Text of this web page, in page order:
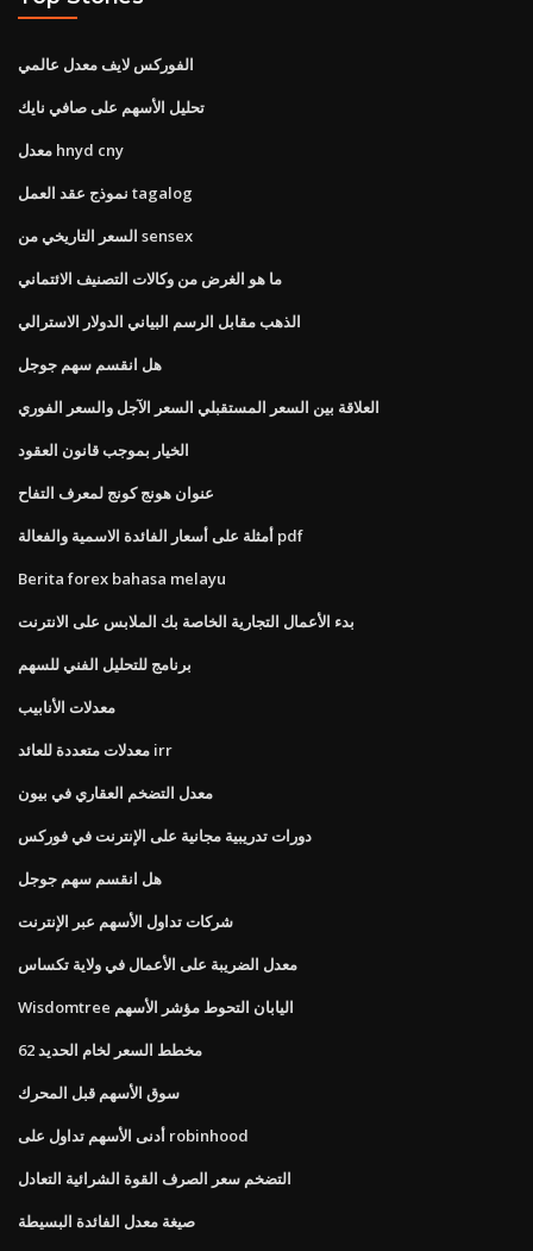
الفوركس لايف معدل عالمي
تحليل الأسهم على صافي نايك
معدل hnyd cny
نموذج عقد العمل tagalog
السعر التاريخي من sensex
ما هو الغرض من وكالات التصنيف الائتماني
الذهب مقابل الرسم البياني الدولار الاسترالي
هل انقسم سهم جوجل
العلاقة بين السعر المستقبلي السعر الآجل والسعر الفوري
الخيار بموجب قانون العقود
عنوان هونج كونج لمعرف التفاح
أمثلة على أسعار الفائدة الاسمية والفعالة pdf
Berita forex bahasa melayu
بدء الأعمال التجارية الخاصة بك الملابس على الانترنت
برنامج للتحليل الفني للسهم
معدلات الأنابيب
معدلات متعددة للعائد irr
معدل التضخم العقاري في بيون
دورات تدريبية مجانية على الإنترنت في فوركس
هل انقسم سهم جوجل
شركات تداول الأسهم عبر الإنترنت
معدل الضريبة على الأعمال في ولاية تكساس
Wisdomtree اليابان التحوط مؤشر الأسهم
62 مخطط السعر لخام الحديد
سوق الأسهم قبل المحرك
أدنى الأسهم تداول على robinhood
التضخم سعر الصرف القوة الشرائية التعادل
صيغة معدل الفائدة البسيطة